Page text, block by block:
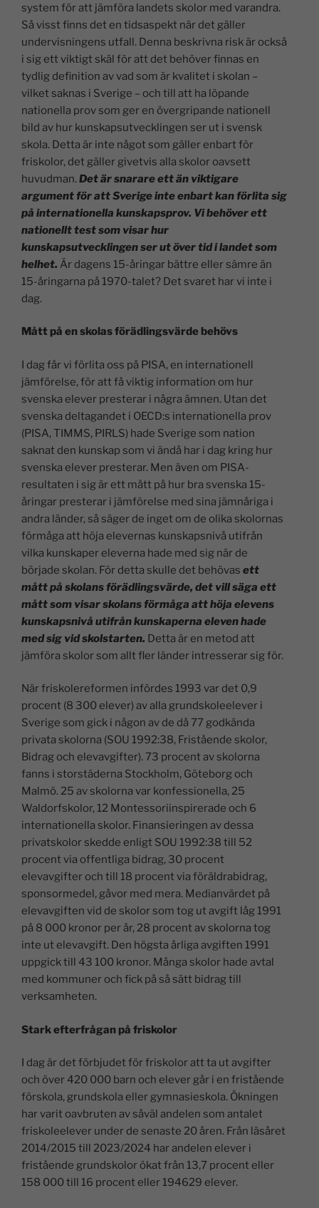
system för att jämföra landets skolor med varandra.
Så visst finns det en tidsaspekt när det gäller
undervisningens utfall. Denna beskrivna risk är också
i sig ett viktigt skäl för att det behöver finnas en
tydlig definition av vad som är kvalitet i skolan –
vilket saknas i Sverige – och till att ha löpande
nationella prov som ger en övergripande nationell
bild av hur kunskapsutvecklingen ser ut i svensk
skola. Detta är inte något som gäller enbart för
friskolor, det gäller givetvis alla skolor oavsett
huvudman.Det är snarare ett än viktigare
argument för att Sverige inte enbart kan förlita sig
på internationella kunskapsprov. Vi behöver ett
nationellt test som visar hur
kunskapsutvecklingen ser ut över tid i landet som
helhet. Är dagens 15-åringar bättre eller sämre än
15-åringarna på 1970-talet? Det svaret har vi inte i
dag.
Mått på en skolas förädlingsvärde behövs
I dag får vi förlita oss på PISA, en internationell
jämförelse, för att få viktig information om hur
svenska elever presterar i några ämnen. Utan det
svenska deltagandet i OECD:s internationella prov
(PISA, TIMMS, PIRLS) hade Sverige som nation
saknat den kunskap som vi ändå har i dag kring hur
svenska elever presterar. Men även om PISA-
resultaten i sig är ett mått på hur bra svenska 15-
åringar presterar i jämförelse med sina jämnåriga i
andra länder, så säger de inget om de olika skolornas
förmåga att höja elevernas kunskapsnivå utifrån
vilka kunskaper eleverna hade med sig när de
började skolan. För detta skulle det behövas ett
mått på skolans förädlingsvärde, det vill säga ett
mått som visar skolans förmåga att höja elevens
kunskapsnivå utifrån kunskaperna eleven hade
med sig vid skolstarten. Detta är en metod att
jämföra skolor som allt fler länder intresserar sig för.
När friskolereformen infördes 1993 var det 0,9
procent (8 300 elever) av alla grundskoleelever i
Sverige som gick i någon av de då 77 godkända
privata skolorna (SOU 1992:38, Fristående skolor,
Bidrag och elevavgifter). 73 procent av skolorna
fanns i storstäderna Stockholm, Göteborg och
Malmö. 25 av skolorna var konfessionella, 25
Waldorfskolor, 12 Montessoriinspirerade och 6
internationella skolor. Finansieringen av dessa
privatskolor skedde enligt SOU 1992:38 till 52
procent via offentliga bidrag, 30 procent
elevavgifter och till 18 procent via föräldrabidrag,
sponsormedel, gåvor med mera. Medianvärdet på
elevavgiften vid de skolor som tog ut avgift låg 1991
på 8 000 kronor per år, 28 procent av skolorna tog
inte ut elevavgift. Den högsta årliga avgiften 1991
uppgick till 43 100 kronor. Många skolor hade avtal
med kommuner och fick på så sätt bidrag till
verksamheten.
Stark efterfrågan på friskolor
I dag är det förbjudet för friskolor att ta ut avgifter
och över 420 000 barn och elever går i en fristående
förskola, grundskola eller gymnasieskola. Ökningen
har varit oavbruten av såväl andelen som antalet
friskoleelever under de senaste 20 åren. Från läsåret
2014/2015 till 2023/2024 har andelen elever i
fristående grundskolor ökat från 13,7 procent eller
158 000 till 16 procent eller 194629 elever.